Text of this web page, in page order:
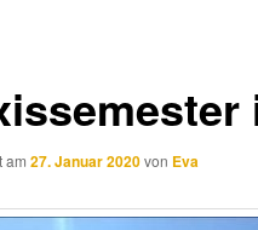
am 27. Januar 2020von Eva